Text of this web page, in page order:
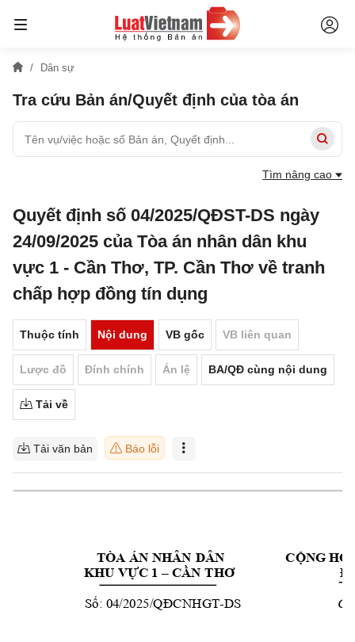
Dân sự
Tra cứu Bản án/Quyết định của tòa án
Tìm nâng cao
Quyết định số 04/2025/QĐST-DS ngày
24/09/2025 của Tòa án nhân dân khu
vực 1 - Cần Thơ, TP. Cần Thơ về tranh
chấp hợp đồng tín dụng
Thuộc tính Nội dung VB gốc VB liên quan
Lược đồ Đính chính Án lệ BA/QĐ cùng nội dung
Tải về
Tải văn bản Báo lỗi
TÒA ÁN NHÂN DÂN CỘNG
KHU VỰC 1 – CẦN THƠ
Số: 04/2025/QĐCNHGT-DS C